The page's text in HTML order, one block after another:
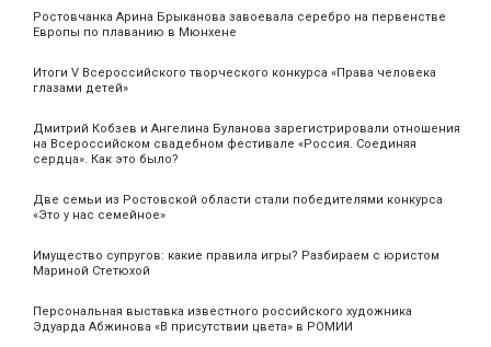
Ростовчанка Арина Брыканова завоевала серебро на первенстве
Европы по плаванию в Мюнхене
Итоги V Всероссийского творческого конкурса «Права человека
глазами детей»
Дмитрий Кобзев и Ангелина Буланова зарегистрировали отношения
на Всероссийском свадебном фестивале «Россия. Соединяя
сердца». Как это было?
Две семьи из Ростовской области стали победителями конкурса
«Это у нас семейное»
Имущество супругов: какие правила игры? Разбираем с юристом
Мариной Стетюхой
Персональная выставка известного российского художника
Эдуарда Абжинова «В присутствии цвета» в РОМИИ